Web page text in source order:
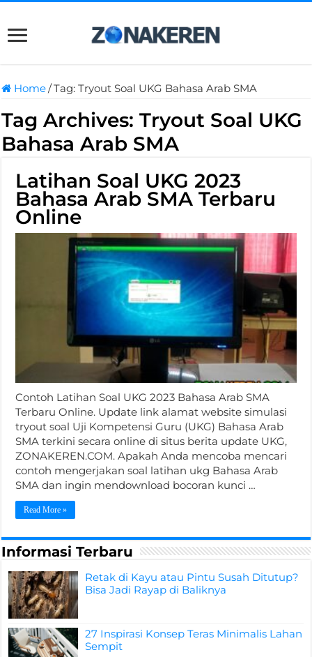
Home/Tag:Tryout Soal UKG Bahasa Arab SMA
Tag Archives:Tryout Soal UKG
Bahasa Arab SMA
Latihan Soal UKG 2023
Bahasa Arab SMA Terbaru
Online
Contoh Latihan Soal UKG 2023 Bahasa Arab SMA
Terbaru Online. Update link alamat website simulasi
tryout soal Uji Kompetensi Guru (UKG) Bahasa Arab
SMA terkini secara online di situs berita update UKG,
ZONAKEREN.COM. Apakah Anda mencoba mencari
contoh mengerjakan soal latihan ukg Bahasa Arab
SMA dan ingin mendownload bocoran kunci …
Read More »
Informasi Terbaru
Retak di Kayu atau Pintu Susah Ditutup?
Bisa Jadi Rayap di Baliknya
27 Inspirasi Konsep Teras Minimalis Lahan
Sempit